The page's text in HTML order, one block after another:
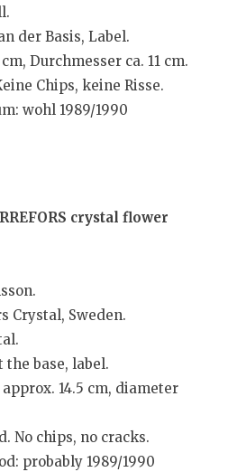
der Basis, Label.
Durchmesser ca. 11 cm.
Chips, keine Risse.
wohl 1989/1990
crystal flower
Crystal, Sweden.
the base, label.
14.5 cm, diameter
No chips, no cracks.
probably 1989/1990